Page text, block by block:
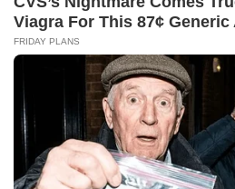
Прикмети та сни
Програми тренування
Професії та робота
Психологія